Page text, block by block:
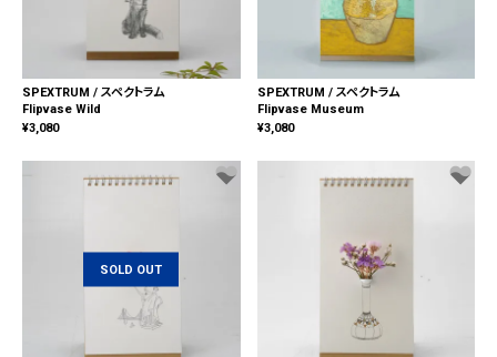
SPEXTRUM / スペクトラム
Flipvase Wild
¥3,080
SPEXTRUM / スペクトラム
Flipvase Museum
¥3,080
SOLD OUT